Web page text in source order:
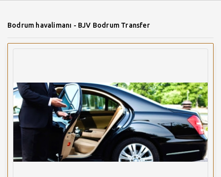
Bodrum havalimanı - BJV Bodrum Transfer